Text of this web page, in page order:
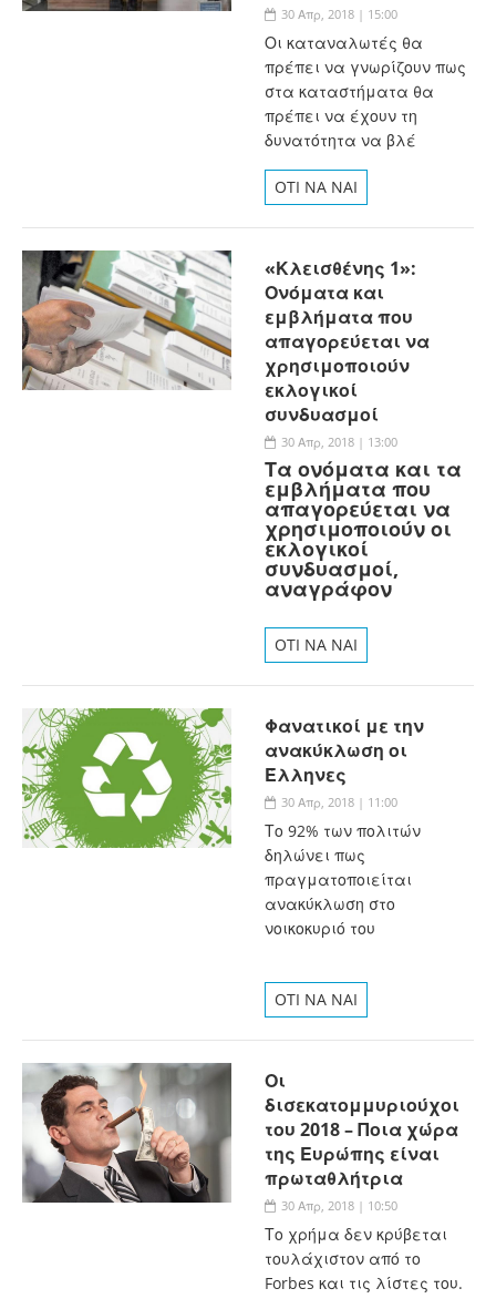
30 Απρ, 2018 | 15:00
Οι καταναλωτές θα
πρέπει να γνωρίζουν πως
στα καταστήματα θα
πρέπει να έχουν τη
δυνατότητα να βλέ
OTI NA NAI
«Κλεισθένης 1»:
Ονόματα και
εμβλήματα που
απαγορεύεται να
χρησιμοποιούν
εκλογικοί
συνδυασμοί
30 Απρ, 2018 | 13:00
Τα ονόματα και τα
εμβλήματα που
απαγορεύεται να
χρησιμοποιούν οι
εκλογικοί
συνδυασμοί,
αναγράφον
OTI NA NAI
Φανατικοί με την
ανακύκλωση οι
Έλληνες
30 Απρ, 2018 | 11:00
Το 92% των πολιτών
δηλώνει πως
πραγματοποιείται
ανακύκλωση στο
νοικοκυριό του
OTI NA NAI
Οι
δισεκατομμυριούχοι
του 2018 – Ποια χώρα
της Ευρώπης είναι
πρωταθλήτρια
30 Απρ, 2018 | 10:50
Το χρήμα δεν κρύβεται
τουλάχιστον από το
Forbes και τις λίστες του.